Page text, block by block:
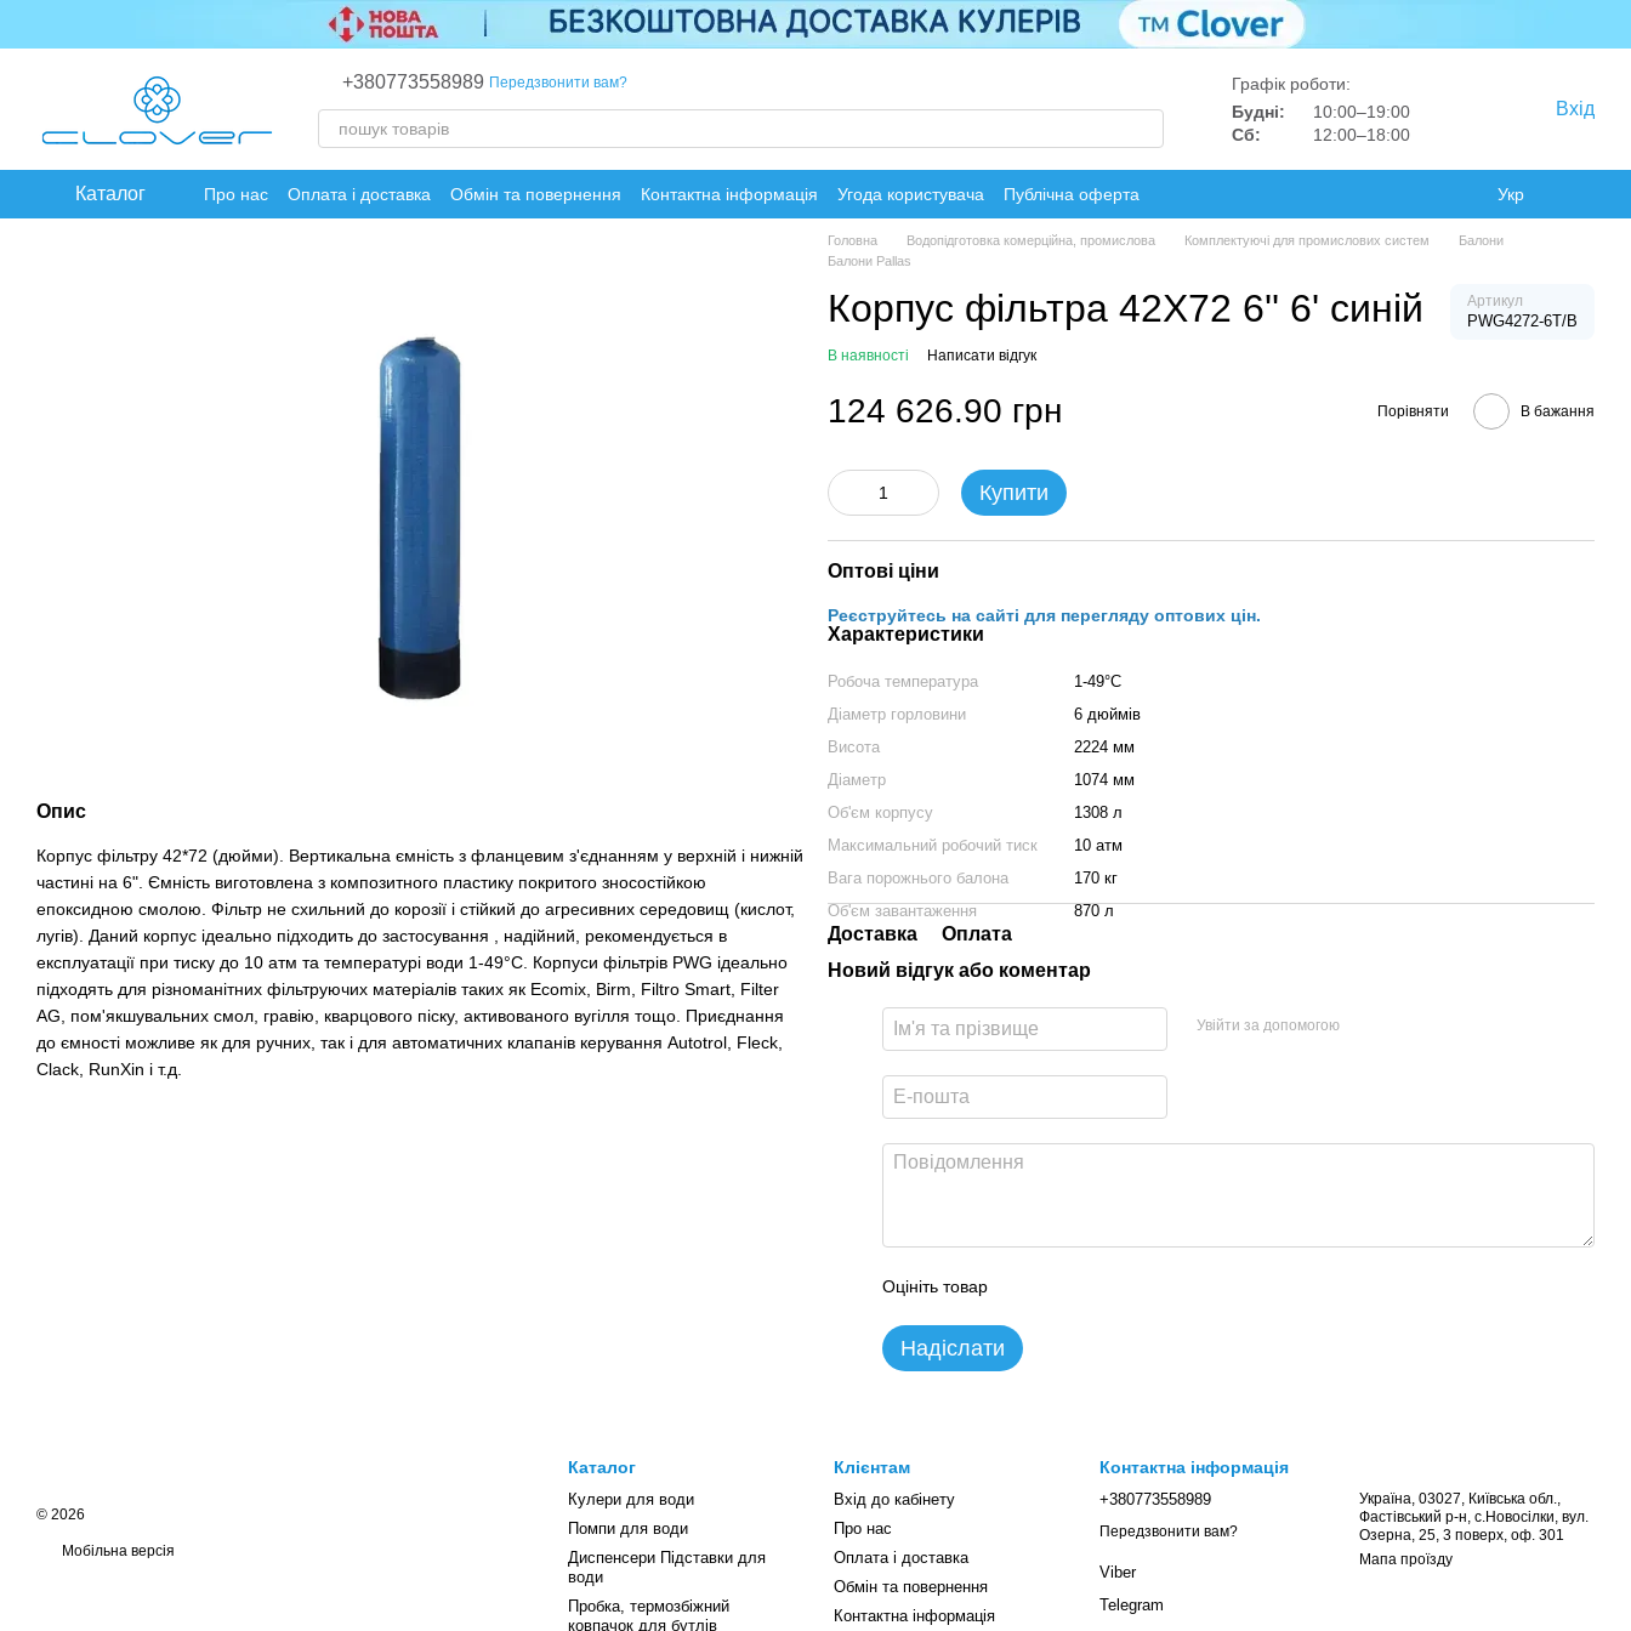
+380773558989 Передзвонити вам?
Графік роботи:
Будні:
10:00–19:00
Сб:
12:00–18:00
Вхід
Каталог Про нас Оплата і доставка Обмін та повернення Контактна інформація Угода користувача Публічна оферта Укр
Опис
Корпус фільтру 42*72 (дюйми). Вертикальна ємність з фланцевим з'єднанням у верхній і нижній
частині на 6". Ємність виготовлена ​​з композитного пластику покритого зносостійкою
епоксидною смолою. Фільтр не схильний до корозії і стійкий до агресивних середовищ (кислот,
лугів). Даний корпус ідеально підходить до застосування , надійний, рекомендується в
експлуатації при тиску до 10 атм та температурі води 1-49°С. Корпуси фільтрів PWG ідеально
підходять для різноманітних фільтруючих матеріалів таких як Ecomix, Birm, Filtro Smart, Filter
AG, пом'якшувальних смол, гравію, кварцового піску, активованого вугілля тощо. Приєднання
до ємності можливе як для ручних, так і для автоматичних клапанів керування Autotrol, Fleck,
Clack, RunXin і т.д.
Головна Водопідготовка комерційна, промислова Комплектуючі для промислових систем
Балони
Балони Pallas
Корпус фільтра 42X72 6'' 6' синій Артикул
PWG4272-6T/B
В наявності Написати відгук
124 626.90 грн Порівняти В бажання
Купити
Оптові ціни
Реєструйтесь на сайті для перегляду оптових цін.
Характеристики
Робоча температура
1-49°С
Діаметр горловини
6 дюймів
Висота
2224 мм
Діаметр
1074 мм
Об'єм корпусу
1308 л
Максимальний робочий тиск
10 атм
Вага порожнього балона
170 кг
Об'єм завантаження
870 л
Доставка
Оплата
Новий відгук або коментар
Увійти за допомогою
Оцініть товар
Надіслати
© 2026
Мобільна версія
Каталог
Кулери для води
Помпи для води
Диспенсери Підставки для
води
Пробка, термозбіжний
ковпачок для бутлів
Клієнтам
Вхід до кабінету
Про нас
Оплата і доставка
Обмін та повернення
Контактна інформація
Контактна інформація
+380773558989
Передзвонити вам?
Viber
Telegram
Україна, 03027, Київська обл.,
Фастівський р-н, с.Новосілки, вул.
Озерна, 25, 3 поверх, оф. 301
Мапа проїзду